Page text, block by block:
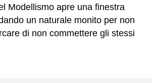
Modellismo apre una finestra
un naturale monito per non
di non commettere gli stessi